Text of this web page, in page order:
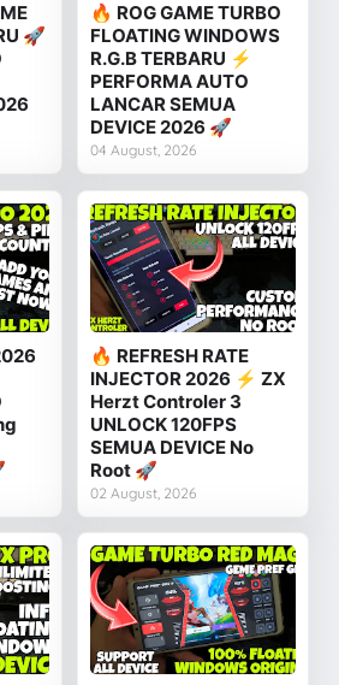
🚀
🔥 ROG GAME TURBO
FLOATING WINDOWS
R.G.B TERBARU ⚡
PERFORMA AUTO
LANCAR SEMUA
DEVICE 2026 🚀
04 August, 2026
🔥 REFRESH RATE
INJECTOR 2026 ⚡ ZX
Herzt Controler 3
UNLOCK 120FPS
SEMUA DEVICE No
Root 🚀
02 August, 2026